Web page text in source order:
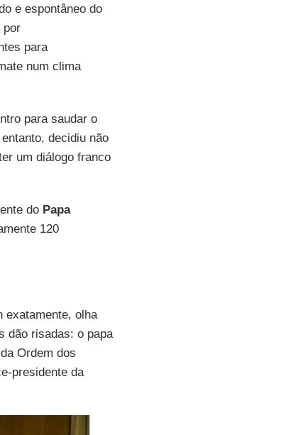
e espontâneo do
por
para
num clima
para saudar o
decidiu não
um diálogo franco
do Papa
120
exatamente, olha
dão risadas: o papa
Ordem dos
presidente da